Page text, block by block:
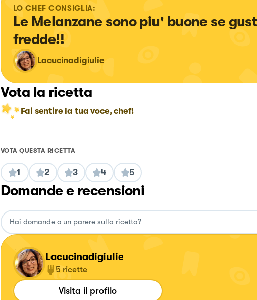
LO CHEF CONSIGLIA:
Le Melanzane sono piu' buone se
fredde!!
Lacucinadigiulie
Vota la ricetta
Fai sentire la tua voce, chef!
VOTA QUESTA RICETTA
1 2 3 4 5
Domande e recensioni
Lacucinadigiulie
5 ricette
Visita il profilo